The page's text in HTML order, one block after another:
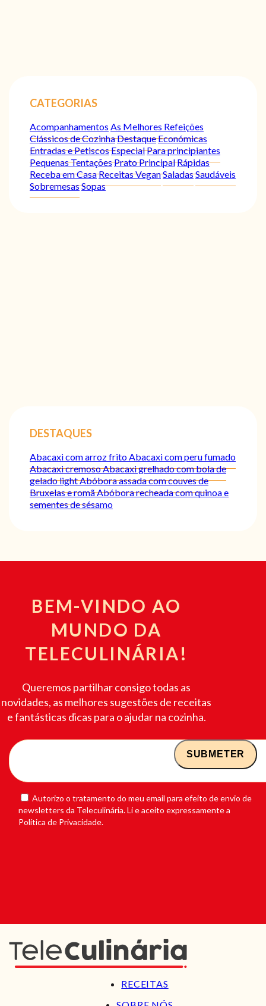
CATEGORIAS
Acompanhamentos As Melhores Refeições
Clássicos de CozinhaDestaqueEconómicas
Entradas e PetiscosEspecialPara principiantes
Pequenas TentaçõesPrato PrincipalRápidas
Receba em CasaReceitas VeganSaladasSaudáveis
SobremesasSopas
DESTAQUES
Abacaxi com arroz fritoAbacaxi com peru fumado
Abacaxi cremosoAbacaxi grelhado com bola de
gelado lightAbóbora assada com couves de
Bruxelas e romãAbóbora recheada com quinoa e
sementes de sésamo
BEM-VINDO AO
MUNDO DA
TELECULINÁRIA!
Queremos partilhar consigo todas as
novidades, as melhores sugestões de receitas
e fantásticas dicas para o ajudar na cozinha.
Autorizo o tratamento do meu email para efeito de envio de
newsletters da Teleculinária. Li e aceito expressamente a
Política de Privacidade.
RECEITAS